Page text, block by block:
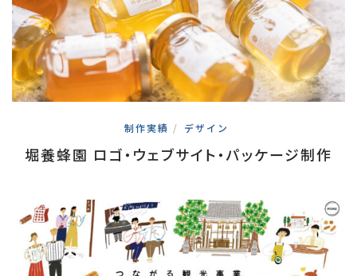
制作実績 / デザイン
堀養蜂園 ロゴ・ウェブサイト・パッケージ制作